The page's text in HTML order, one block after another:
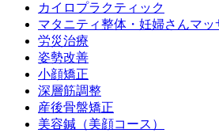
カイロプラクティック
マタニティ整体・妊婦さんマッ
労災治療
姿勢改善
小顔矯正
深層筋調整
産後骨盤矯正
美容鍼（美顔コース）